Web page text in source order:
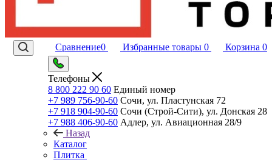
Сравнение0 Избранные товары 0 Корзина 0
Телефоны
8 800 222 90 60 Единый номер
+7 989 756-90-60 Сочи, ул. Пластунская 72
+7 918 904-90-60 Сочи (Строй-Сити), ул. Донская 28
+7 988 406-90-60 Адлер, ул. Авиационная 28/9
Назад
Каталог
Плитка